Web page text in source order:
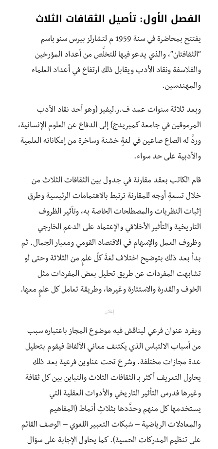
الفصل الأول: تأصيل الثقافات الثلاث
يفتتح بمحاضرة في سنة 1959 م لتشارلز بيرس سنو باسم
“الثقافتان”، والذي يدعو فيها للتخلَّص من أعداد المؤرخين
والفلاسفة ونقاد الأدب ويقابل ذلك ارتفاع في أعداد العلماء
والمهندسين.
وبعد ثلاثة سنوات عمد ف.ر.ليفيز (وهو أحد نقاد الأدب
المرموقين في جامعة كمبريدج) إلى الدفاع عن العلوم الإنسانية،
وردَّ له الصاع صاعين في لغةٍ خشنة وساخرة من إمكاناته العلمية
والأدبية على حد سواء.
قام الكاتب بعقد مقارنة في جدول بين الثقافات الثلاث من
خلال تسعةِ أوجه للمقارنة ترتبط بالاهتمامات الرئيسية وطرق
إثبات النظريات والمصطلحات الخاصة به، وتأثير الظروف
التاريخية والتأثير الأخلاقي والإعتماد على الدعم الخارجي
وظروف العمل والإسهام في الاقتصاد القومي ومعيار الجمال. ثم
بدأ بعد ذلك بتوضيح اختلاف لغةَ كلّ علمٍ من الثلاثة وحتى لو
تشابهت المفردات عن طريق تحليل بعض المفردات مثل
الخوف والقدرة والاستثارة وغيرها، وطريقة تعامل كل علمٍ معها.
إعلان
ويفرد عنوان فرعي ليناقش فيه موضوع المجاز باعتباره سبب
من أسباب الالتباس الذي يكتنف معاني الألفاظ فيقوم بتحليل
عدة مجازات مختلفة. وشرع تحت عناوين فرعية بعد ذلك
يحاول التعريف أكثر بـ الثقافات الثلاث والتباين بين كل ثقافة
وغيرها فدرس التأثير التاريخي والأدوات العقلية التي
يستخدمها كل منهم وحدَّدها بثلاثِ أنماط (المفاهيم
والمعادلات الرياضية – شبكات التعبير اللغوي – الوصف القائم
على تنظيم المدركات الحسية). كما يحاول الإجابة على سؤال